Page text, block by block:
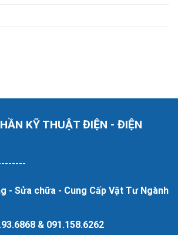
KỸ THUẬT ĐIỆN - ĐIỆN
- Sửa chữa - Cung Cấp Vật Tư Ngành
& 091.158.6262